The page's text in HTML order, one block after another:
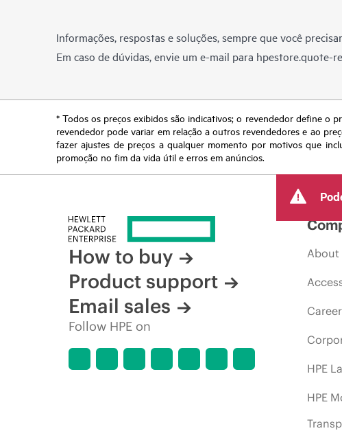
Informações, respostas e soluções, sempre que você
Em caso de dúvidas, envie um e-mail para hpestore.quote-
* Todos os preços exibidos são indicativos; o revendedor define o
revendedor pode variar em relação a outros revendedores e ao
fazer ajustes de preços a qualquer momento por motivos que
promoção no fim da vida útil e erros em anúncios.
How to buy
Product support
Email sales
Follow HPE on
About
HPE
HPE